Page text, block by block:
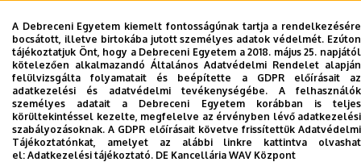
Adatvédelem
Adatvédelem
A Debreceni Egyetem kiemelt fontosságúnak tartja a rendelkezésére
bocsátott, illetve birtokába jutott személyes adatok védelmét. Ezúton
tájékoztatjuk Önt, hogy a Debreceni Egyetem a 2018. május 25. napjától
kötelezően alkalmazandó Általános Adatvédelmi Rendelet alapján
felülvizsgálta folyamatait és beépítette a GDPR előírásait az
adatkezelési és adatvédelmi tevékenységébe. A felhasználók
személyes adatait a Debreceni Egyetem korábban is teljes
körültekintéssel kezelte, megfelelve az érvényben lévő adatkezelési
szabályozásoknak. A GDPR előírásait követve frissítettük Adatvédelmi
Tájékoztatónkat, amelyet az alábbi linkre kattintva olvashat
el: Adatkezelési tájékoztató. DE Kancellária WAV Központ